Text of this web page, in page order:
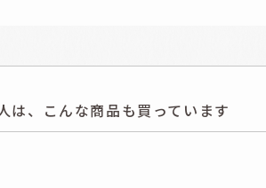
は、こんな商品も買っています